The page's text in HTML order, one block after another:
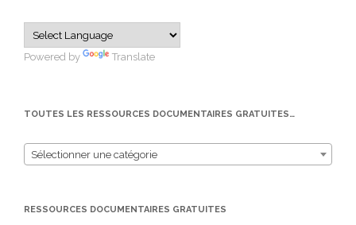
Powered by Translate
TOUTES LES RESSOURCES DOCUMENTAIRES GRATUITES…
Sélectionner une catégorie
RESSOURCES DOCUMENTAIRES GRATUITES